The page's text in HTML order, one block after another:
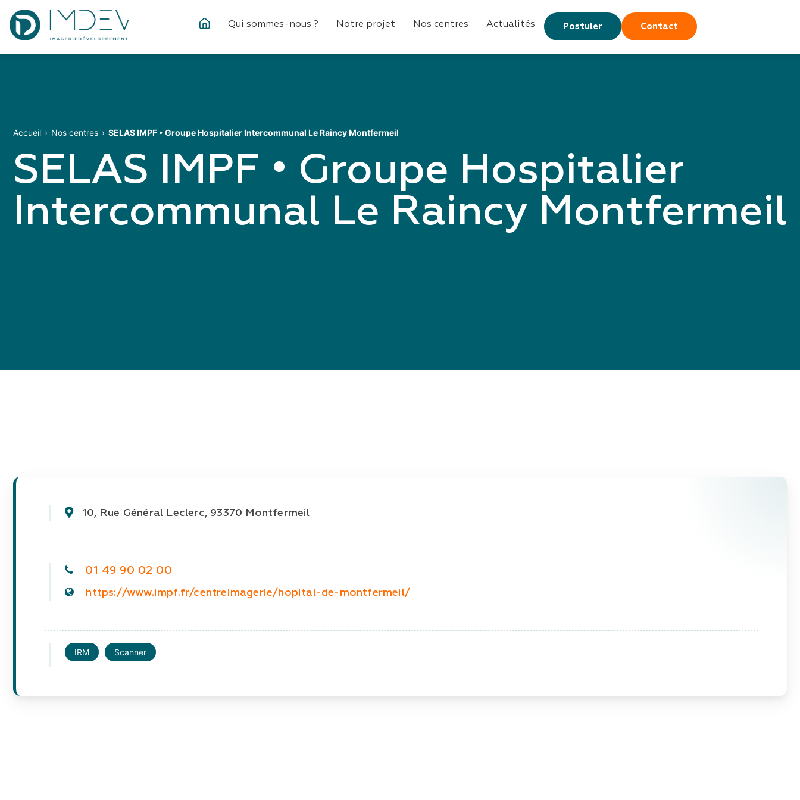
Qui sommes-nous ? Notre projet Nos centres Actualités Postuler Contact
Accueil Nos centres SELAS IMPF • Groupe Hospitalier Intercommunal Le Raincy Montfermeil
SELAS IMPF • Groupe Hospitalier
Intercommunal Le Raincy Montfermeil
10, Rue Général Leclerc, 93370 Montfermeil
01 49 90 02 00
https://www.impf.fr/centreimagerie/hopital-de-montfermeil/
IRM Scanner